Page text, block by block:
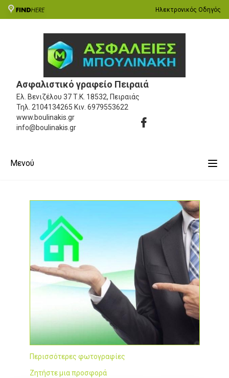
Ηλεκτρονικός Οδηγός
Ασφαλιστικό γραφείο Πειραιά
Ελ. Βενιζέλου 37Τ.Κ. 18532, Πειραιάς
Τηλ. 2104134265 Κιν. 6979553622
www.boulinakis.gr
info@boulinakis.gr
Μενού
Περισσότερες φωτογραφίες
Ζητήστε μια προσφορά